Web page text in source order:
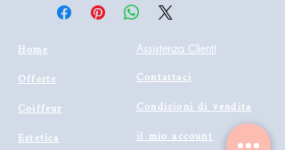
Home
Offerte
Coiffeur
Estetica
Assistenza Clienti
Contattaci
Condizioni di vendita
il mio account